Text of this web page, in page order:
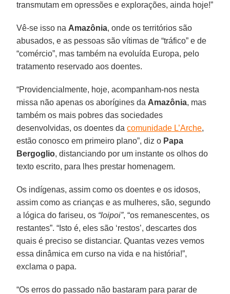
transmutam em opressões e explorações, ainda hoje!”
Vê-se isso na Amazônia, onde os territórios são
abusados, e as pessoas são vítimas de “tráfico” e de
“comércio”, mas também na evoluída Europa, pelo
tratamento reservado aos doentes.
“Providencialmente, hoje, acompanham-nos nesta
missa não apenas os aborígines da Amazônia, mas
também os mais pobres das sociedades
desenvolvidas, os doentes dacomunidade L’Arche,
estão conosco em primeiro plano”, diz o Papa
Bergoglio, distanciando por um instante os olhos do
texto escrito, para lhes prestar homenagem.
Os indígenas, assim como os doentes e os idosos,
assim como as crianças e as mulheres, são, segundo
a lógica do fariseu, os “loipoi”, “os remanescentes, os
restantes”. “Isto é, eles são ‘restos’, descartes dos
quais é preciso se distanciar. Quantas vezes vemos
essa dinâmica em curso na vida e na história!”,
exclama o papa.
“Os erros do passado não bastaram para parar de